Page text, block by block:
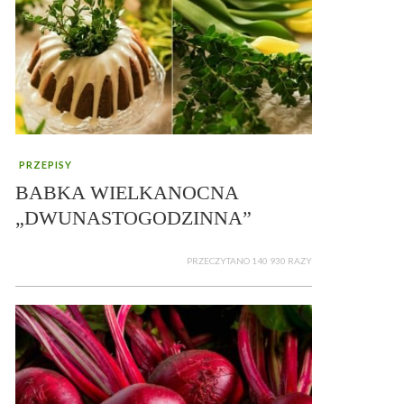
PRZEPISY
BABKA WIELKANOCNA
„DWUNASTOGODZINNA”
PRZECZYTANO 140 930 RAZY